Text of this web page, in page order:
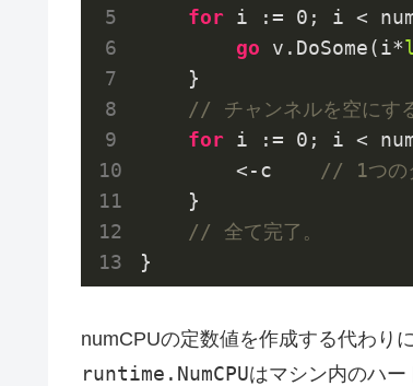
for i := 0 ; i <
go v.DoSome(i*
    }
// チャンネルを空にする
for i := 0 ; i <
        <-c
// 1つの
    }
// 全て完了。
numCPUの定数値を作成する代わり
runtime.NumCPUはマシン内のハー